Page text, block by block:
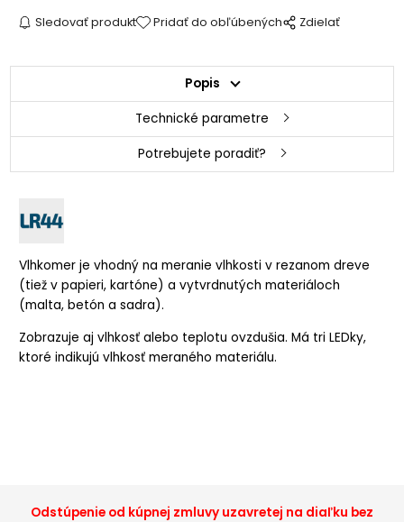
Sledovať produkt Pridať do obľúbených Zdielať
Popis
Technické parametre
Potrebujete poradiť?
Vlhkomer je vhodný na meranie vlhkosti v rezanom dreve
(tiež v papieri, kartóne) a vytvrdnutých materiáloch
(malta, betón a sadra).
Zobrazuje aj vlhkosť alebo teplotu ovzdušia. Má tri LEDky,
ktoré indikujú vlhkosť meraného materiálu.
Odstúpenie od kúpnej zmluvy uzavretej na diaľku bez